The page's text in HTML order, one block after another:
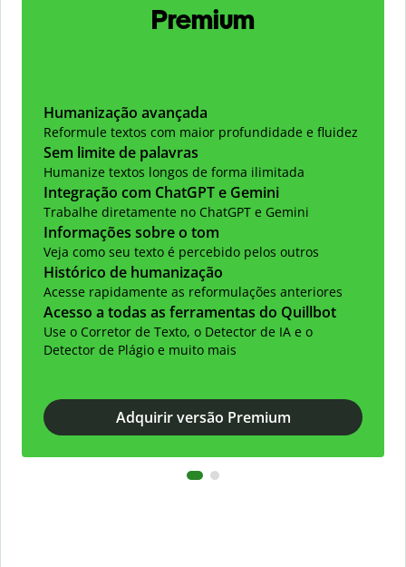
Premium
Humanização avançada
Reformule textos com maior profundidade e fluidez
Sem limite de palavras
Humanize textos longos de forma ilimitada
Integração com ChatGPT e Gemini
Trabalhe diretamente no ChatGPT e Gemini
Informações sobre o tom
Veja como seu texto é percebido pelos outros
Histórico de humanização
Acesse rapidamente as reformulações anteriores
Acesso a todas as ferramentas do Quillbot
Use o Corretor de Texto, o Detector de IA e o
Detector de Plágio e muito mais
Adquirir versão Premium